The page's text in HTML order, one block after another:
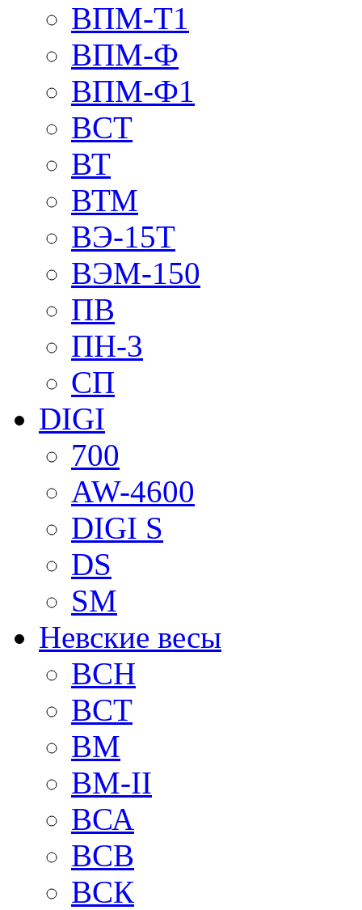
ВПМ-Т1
ВПМ-Ф
ВПМ-Ф1
ВСТ
ВТ
ВТМ
ВЭ-15Т
ВЭМ-150
ПВ
ПН-3
СП
DIGI
700
AW-4600
DIGI S
DS
SM
Невские весы
BCH
BCT
BM
BM-II
ВСА
ВСВ
ВСК